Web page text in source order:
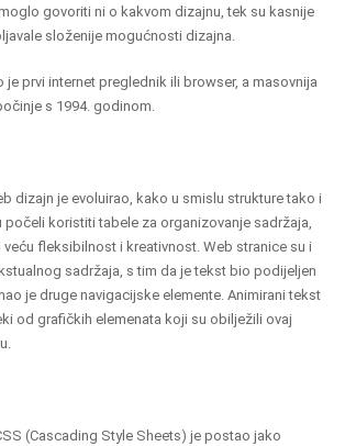
govoriti ni o kakvom dizajnu, tek su kasnije
složenije mogućnosti dizajna.
je prvi internet preglednik ili browser, a masovnija
s 1994. godinom.
dizajn je evoluirao, kako u smislu strukture tako i
počeli koristiti tabele za organizovanje sadržaja,
fleksibilnost i kreativnost. Web stranice su i
sadržaja, s tim da je tekst bio podijeljen
je druge navigacijske elemente. Animirani tekst
od grafičkih elemenata koji su obilježili ovaj
(Cascading Style Sheets) je postao jako